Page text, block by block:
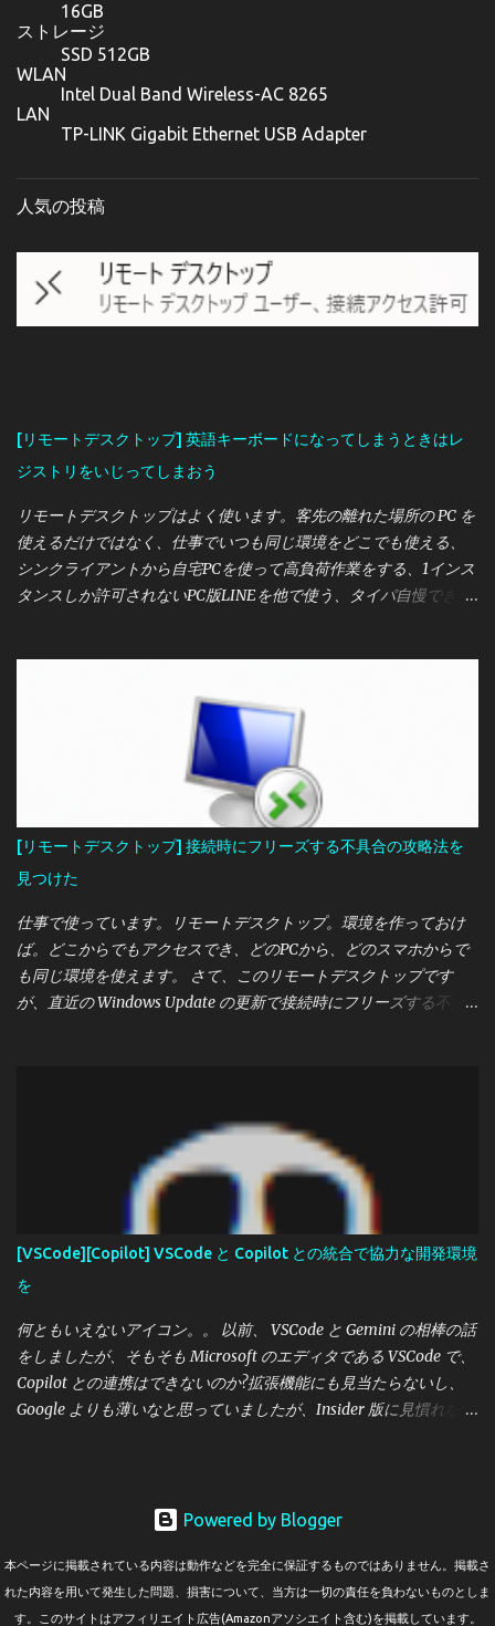
16GB
ストレージ
SSD 512GB
WLAN
Intel Dual Band Wireless-AC 8265
LAN
TP-LINK Gigabit Ethernet USB Adapter
人気の投稿
[リモートデスクトップ] 英語キーボードになってしまうときはレ
ジストリをいじってしまおう
リモートデスクトップはよく使います。客先の離れた場所の PC を
使えるだけではなく、仕事でいつも同じ環境をどこでも使える、
シンクライアントから自宅PCを使って高負荷作業をする、1インス
タンスしか許可されないPC版LINEを他で使う、タイパ自慢できる
「@」になってしまいました。他の文字にも影響し、パスワード
がなかなか通りませんでした。 なぜこのようになるのでしょう
か。デバイスマネージャーから見るとキーボードは実物とリモー
ト用のふたつあります。 このキーボード、配列を変更するにはレ
ジストリを変更します。お約束事ですが、よい子はレジストリを
いじる前にバックアップをとってください。自己責任で、いじっ
た結果おかしくなったなどのサポートは一切しません。 いじる場
所：
HKEY_LOCAL_MACHINE\SYSTEM\CurrentControlSet\Control\Ke
yboard Layouts\00000411\Layout File いじる値：
「KBDJPN.DLL」→「kbd106.dll」または「kbd106n.dll」 ふたつの
違いはわかりません。 HKEY_LOCAL_MACHINE の設定変更後、
[リモートデスクトップ] 接続時にフリーズする不具合の攻略法を
見つけた
仕事で使っています。リモートデスクトップ。環境を作っておけ
ば。どこからでもアクセスでき、どのPCから、どのスマホからで
も同じ環境を使えます。 さて、このリモートデスクトップです
が、直近の Windows Update の更新で接続時にフリーズする不具
ます。今回は攻略法を発見しました。 リモートデスクトップで接
続する。フリーズしたら2.に進む。 元の画面はそのままにして、
再度スタートメニューからリモートデスクトップを新しく起動
し、接続する。 以降、接続できるまで繰り返す。 複数の PC でも
効果がありました。
[VSCode][Copilot] VSCode と Copilot との統合で協力な開発環境
を
何ともいえないアイコン。。 以前、 VSCode と Gemini の相棒の話
をしましたが、そもそも Microsoft のエディタである VSCode で、
Copilot との連携はできないのか?拡張機能にも見当たらないし、
Google よりも薄いなと思っていましたが、Insider 版に見慣れない
ドウにチャットが開きます。以前の Copilot は画面右端をキープし
もどおりの質問を入れて回答してくれることになります。 なお、
コマンドセンターのところでは、コードの提案をしてくれるメニ
ューがあります。ここで、今のソースと提案後のソースを比較表
Powered by Blogger
本ページに掲載されている内容は動作などを完全に保証するものではありません。掲載さ
れた内容を用いて発生した問題、損害について、当方は一切の責任を負わないものとしま
す。このサイトはアフィリエイト広告(Amazonアソシエイト含む)を掲載しています。